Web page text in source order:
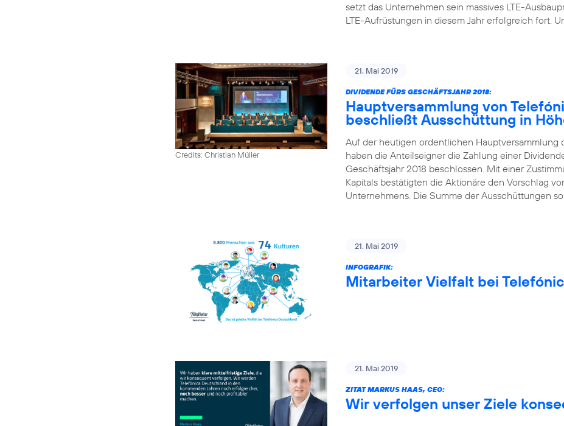
setzt das Unternehmen sein massives LTE-
LTE-Aufrüstungen in diesem Jahr erfolgreich fort.
Credits: Christian Müller
21. Mai 2019
DIVIDENDE FÜRS GESCHÄFTSJAHR 2018:
Hauptversammlung von
beschließt Ausschüttung in
Auf der heutigen ordentlichen Hauptversammlung
haben die Anteilseigner die Zahlung einer
Geschäftsjahr 2018 beschlossen. Mit einer
Kapitals bestätigten die Aktionäre den Vorschlag
Unternehmens. Die Summe der Ausschüttungen
21. Mai 2019
INFOGRAFIK:
Mitarbeiter Vielfalt bei
21. Mai 2019
ZITAT MARKUS HAAS, CEO:
Wir verfolgen unser Ziele